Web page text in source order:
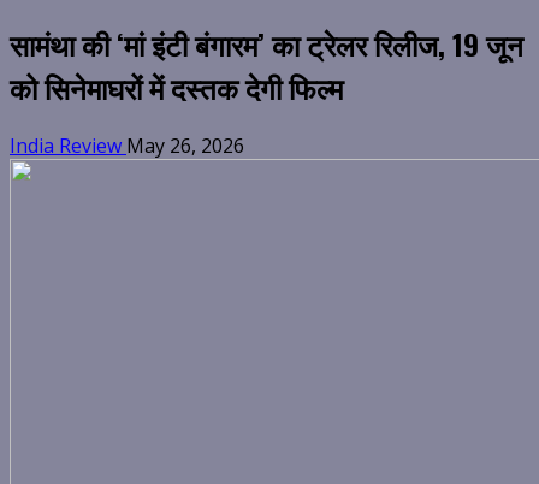
सामंथा की ‘मां इंटी बंगारम’ का ट्रेलर रिलीज, 19 जून
को सिनेमाघरों में दस्तक देगी फिल्म
India Review May 26, 2026